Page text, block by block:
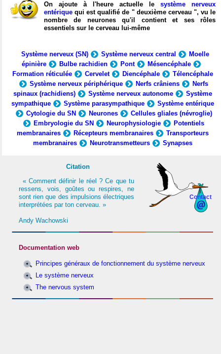
On ajoute à l'heure actuelle le système nerveux
entérique qui est qualifié de " deuxième cerveau ", vu le
nombre de neurones qu'il contient et ses rôles
essentiels sur le cerveau lui-même
Système nerveux (SN) Système nerveux central
Moelle
épinière
Bulbe rachidien Pont
Mésencéphale
Formation réticulée
Cervelet Diencéphale
Télencéphale
Système nerveux périphérique
Nerfs crâniens
Nerfs
spinaux (rachidiens)
Système nerveux autonome
Système
sympathique
Système parasympathique
Système entérique
Cytologie du SN
Neurones
Cellules gliales (névroglie)
Embryologie du SN
Neurophysiologie
Potentiels
membranaires
Récepteurs membranaires
Transporteurs
membranaires
Neurotransmetteurs Synapses
Contact
Citation
« Comment définir le réel ? Ce que tu
ressens, vois, goûtes ou respires, ne
sont rien que des impulsions électriques
interprétées par ton cerveau. »
Andy Wachowski
Documentation web
Principes généraux de fonctionnement du système nerveux
Le système nerveux
The nervous system